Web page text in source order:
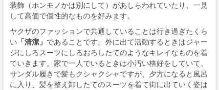
装飾（ホンモノかは別にして）があしらわれていたり、一見
して高価で個性的なものを好みます。
ヤクザのファッションで共通していることは行き過ぎたくら
い 「清潔」 であることです。外に出て活動するときはジャー
ジにしろスーツにしろおろしたてのようなキレイなものを着
ていきます。家で一人でいるときは小汚い格好をしていて、
サンダル履きで髪もクシャクシャですが、夕方になると風呂
に入り、髪を整え卸したてのスーツを着て街に出ていく姿は